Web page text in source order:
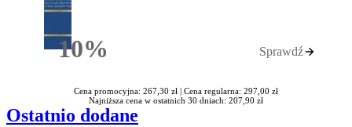
10%Rabatu Sprawdź
Cena promocyjna: 267,30 zł | Cena regularna: 297,00 zł
Najniższa cena w ostatnich 30 dniach: 207,90 zł
Ostatnio dodane